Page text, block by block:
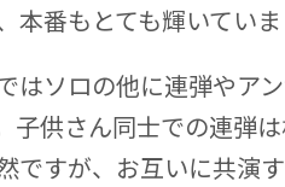
本番もとても輝いていま
はソロの他に連弾やア
子供さん同士での連弾
ですが、お互いに共演